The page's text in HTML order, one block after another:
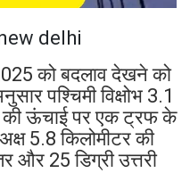
delhi
को बदलाव देखने को
पश्चिमी विक्षोभ 3.1
की ऊंचाई पर एक ट्रफ के
5.8 किलोमीटर की
और 25 डिग्री उत्तरी